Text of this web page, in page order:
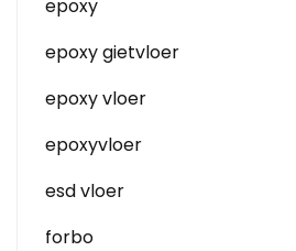
epoxy
epoxy gietvloer
epoxy vloer
epoxyvloer
esd vloer
forbo